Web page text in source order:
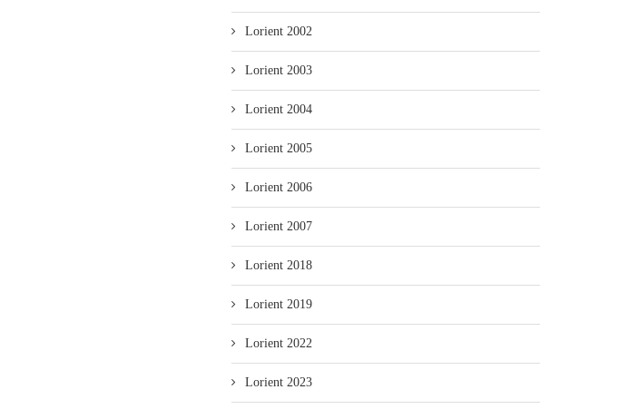
Lorient 2002
Lorient 2003
Lorient 2004
Lorient 2005
Lorient 2006
Lorient 2007
Lorient 2018
Lorient 2019
Lorient 2022
Lorient 2023